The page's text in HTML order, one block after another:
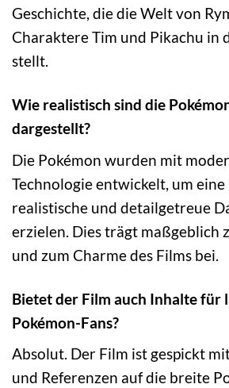
Geschichte, die die Welt von
Charaktere Tim und Pikachu in
stellt.
Wie realistisch sind die
dargestellt?
Die Pokémon wurden mit
Technologie entwickelt, um
realistische und detailgetreue
erzielen. Dies trägt maßgeblich
und zum Charme des Films bei.
Bietet der Film auch Inhalte für
Pokémon-Fans?
Absolut. Der Film ist gespickt
und Referenzen auf die breite